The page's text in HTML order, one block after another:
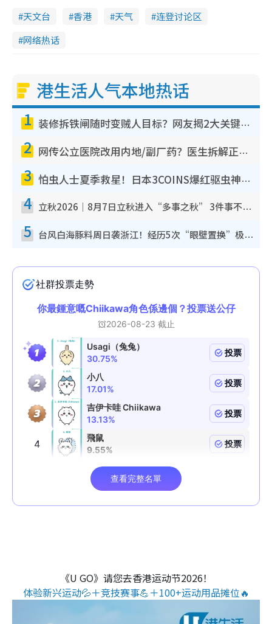
天文台 香港 天气
连登讨论区
网络热话
港生活人气本地热话
1 装修拆铁闸随时变贼人目标？网友揭2大关键用途：装新款等于白装？附新旧铁闸分别
2 网传公立医院改用内地/副厂药？医生拆解正副厂分别，揭4类人换药随时出事
3 怕虫人士夏季救星！日本3COINS爆红驱虫神器$45起 1招“全程免触碰”轻松搞定小强
4 立秋2026｜8月7日立秋进入“多事之秋” 3件事不可做！专家教6招开运 清杂物／钱包纳气接好运
5 台风白海豚料周日袭浙江！经历5次“眼壁置换”极罕见 成登陆内地最长途台风
《U GO》请您去香港运动节2026！
体验新兴运动💦＋竞技赛事💪＋100+运动用品摊位🔥